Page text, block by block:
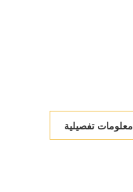
معلومات تفصيلية